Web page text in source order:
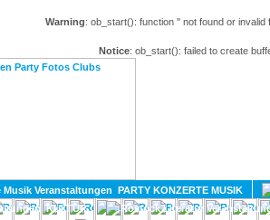
Warning: ob_start(): function '' not found or
Notice: ob_start(): failed to create
PARTY KONZERTE MUSIK
KULTUR